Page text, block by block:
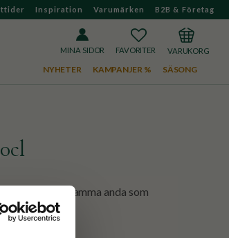
Inspiration Varumärken B2B & Företag
MINA SIDOR
FAVORITERKUNDVAGN
NYHETER KAMPANJER % SÄSONG
och omtänksamma anda som